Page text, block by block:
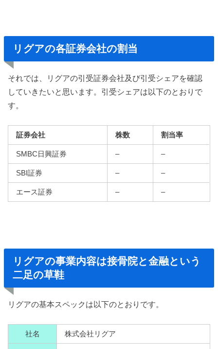
リグアの各証券会社の割当
それでは、リグアの引受証券会社及び引受シェアを確認
していきたいと思います。引受シェアは以下のとおりで
す。
証券会社 株数 割当率
SMBC日興証券 – –
SBI証券 – –
エース証券 – –
リグアの事業内容は接骨院と金融という
二足の草鞋
リグアの基本スペックは以下のとおりです。
社名 株式会社リグア